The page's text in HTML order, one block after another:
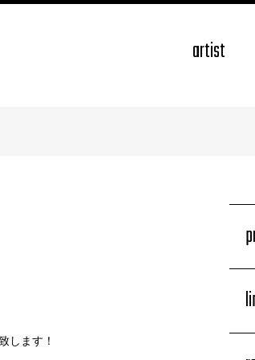
artist
します！